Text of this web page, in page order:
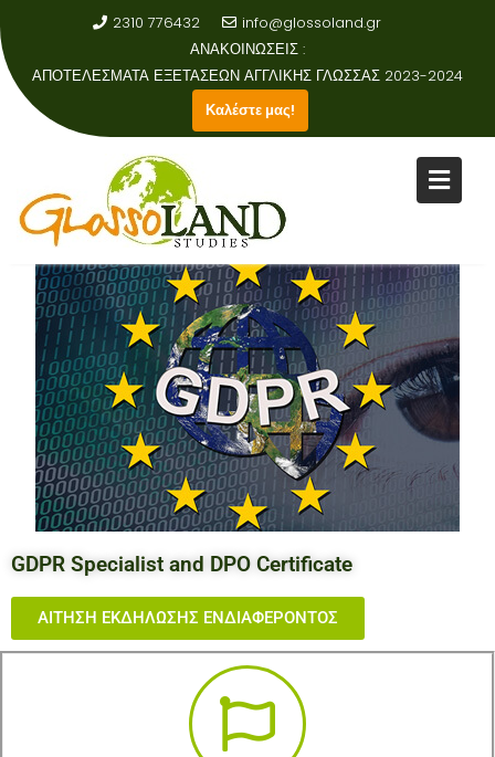
2310 776432
info@glossoland.gr
ΑΝΑΚΟΙΝΩΣΕΙΣ :
ΑΠΟΤΕΛΕΣΜΑΤΑ ΕΞΕΤΑΣΕΩΝ ΑΓΓΛΙΚΗΣ ΓΛΩΣΣΑΣ 2023-2024
Καλέστε μας!
GDPR Specialist and DPO Certificate
ΑΙΤΗΣΗ ΕΚΔΗΛΩΣΗΣ ΕΝΔΙΑΦΕΡΟΝΤΟΣ